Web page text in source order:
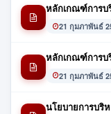
หลักเกณฑ์การ
21 กุมภาพันธ์
หลักเกณฑ์การ
21 กุมภาพันธ์
นโยบายการบริ